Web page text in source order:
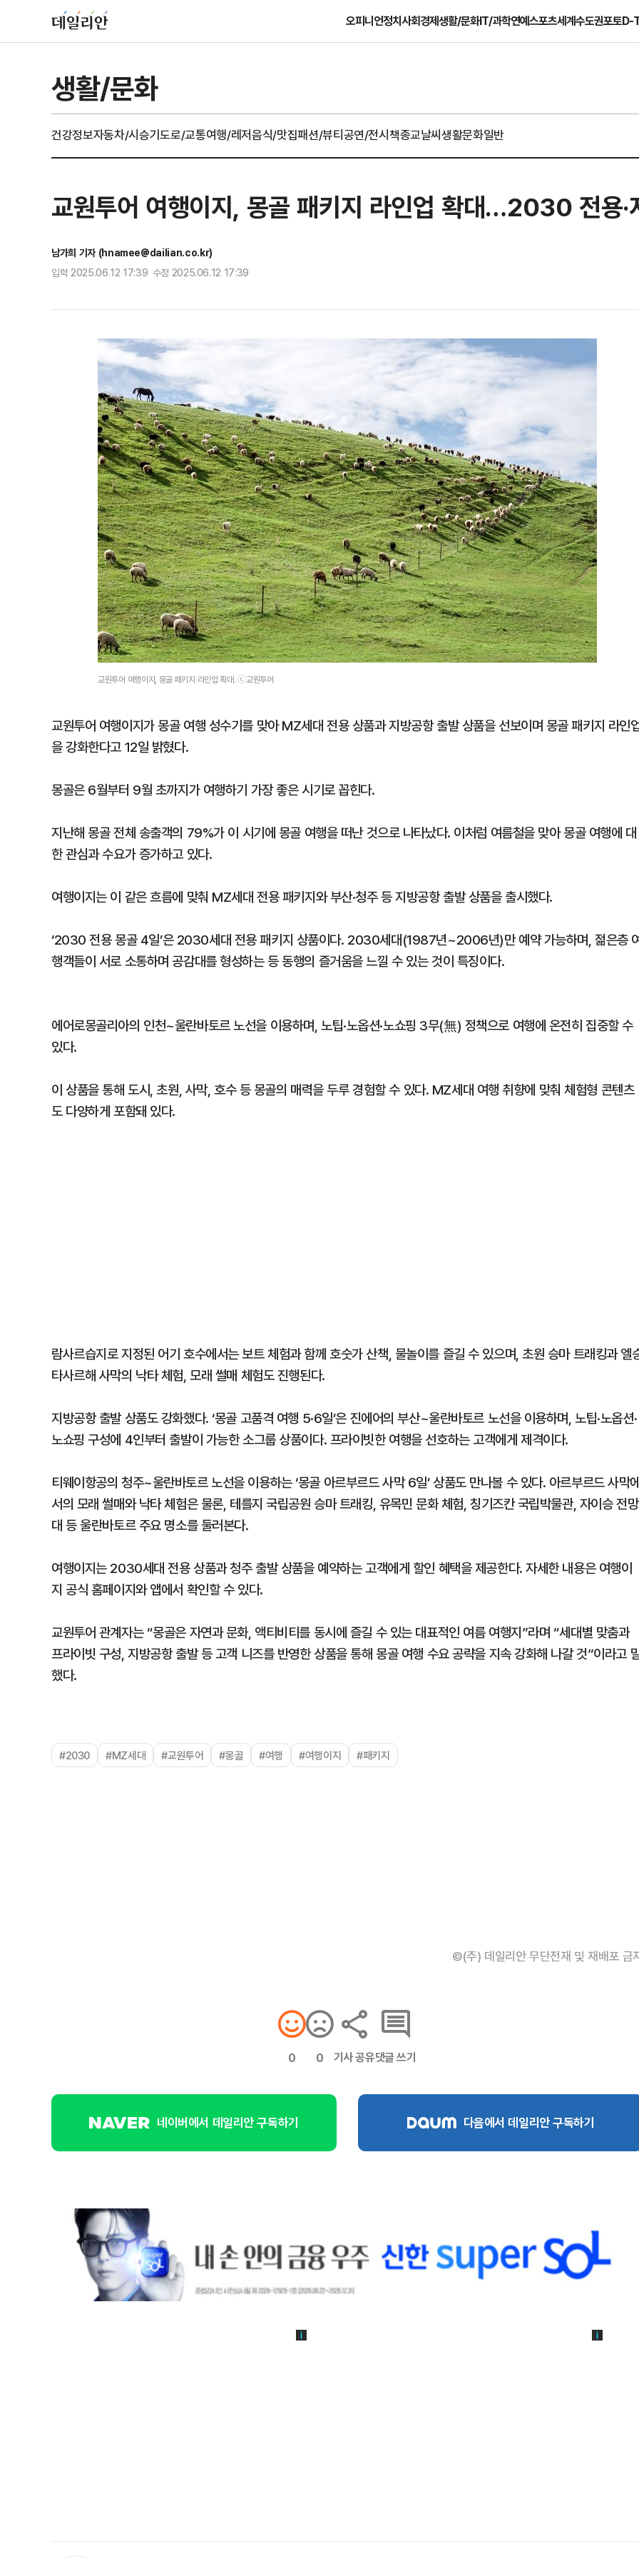
오피니언정치사회경제생활/문화IT/과학연예스포츠세계수도권포토D-
생활/문화
건강정보자동차/시승기도로/교통여행/레저음식/맛집패션/뷰티공연/전시책종교날씨생활문화일반
교원투어 여행이지, 몽골 패키지 라인업 확대…2030 전용·
남가희 기자 (hnamee@dailian.co.kr)
입력 2025.06.12 17:39 수정 2025.06.12 17:39
교원투어 여행이지, 몽골 패키지 라인업 확대. ⓒ교원투어
교원투어 여행이지가 몽골 여행 성수기를 맞아 MZ세대 전용 상품과 지방공항 출발 상품을 선보이며 몽골 패키지 라인
을 강화한다고 12일 밝혔다.
몽골은 6월부터 9월 초까지가 여행하기 가장 좋은 시기로 꼽힌다.
지난해 몽골 전체 송출객의 79%가 이 시기에 몽골 여행을 떠난 것으로 나타났다. 이처럼 여름철을 맞아 몽골 여행에 대
한 관심과 수요가 증가하고 있다.
여행이지는 이 같은 흐름에 맞춰 MZ세대 전용 패키지와 부산·청주 등 지방공항 출발 상품을 출시했다.
‘2030 전용 몽골 4일’은 2030세대 전용 패키지 상품이다. 2030세대(1987년~2006년)만 예약 가능하며, 젊은층
행객들이 서로 소통하며 공감대를 형성하는 등 동행의 즐거움을 느낄 수 있는 것이 특징이다.
에어로몽골리아의 인천~울란바토르 노선을 이용하며, 노팁·노옵션·노쇼핑 3무(無) 정책으로 여행에 온전히 집중할 수
있다.
이 상품을 통해 도시, 초원, 사막, 호수 등 몽골의 매력을 두루 경험할 수 있다. MZ세대 여행 취향에 맞춰 체험형 콘텐츠
도 다양하게 포함돼 있다.
람사르습지로 지정된 어기 호수에서는 보트 체험과 함께 호숫가 산책, 물놀이를 즐길 수 있으며, 초원 승마 트래킹과 엘
타사르해 사막의 낙타 체험, 모래 썰매 체험도 진행된다.
지방공항 출발 상품도 강화했다. ‘몽골 고품격 여행 5·6일’은 진에어의 부산~울란바토르 노선을 이용하며, 노팁·노옵션·
노쇼핑 구성에 4인부터 출발이 가능한 소그룹 상품이다. 프라이빗한 여행을 선호하는 고객에게 제격이다.
티웨이항공의 청주~울란바토르 노선을 이용하는 ‘몽골 아르부르드 사막 6일’ 상품도 만나볼 수 있다. 아르부르드 사막
서의 모래 썰매와 낙타 체험은 물론, 테를지 국립공원 승마 트래킹, 유목민 문화 체험, 칭기즈칸 국립박물관, 자이승 전망
대 등 울란바토르 주요 명소를 둘러본다.
여행이지는 2030세대 전용 상품과 청주 출발 상품을 예약하는 고객에게 할인 혜택을 제공한다. 자세한 내용은 여행이
지 공식 홈페이지와 앱에서 확인할 수 있다.
교원투어 관계자는 “몽골은 자연과 문화, 액티비티를 동시에 즐길 수 있는 대표적인 여름 여행지”라며 “세대별 맞춤과
프라이빗 구성, 지방공항 출발 등 고객 니즈를 반영한 상품을 통해 몽골 여행 수요 공략을 지속 강화해 나갈 것”이라고
했다.
#2030 #MZ세대 #교원투어 #몽골 #여행 #여행이지 #패키지
©(주) 데일리안 무단전재 및 재배포 금
0 0 기사 공유댓글 쓰기
네이버에서 데일리안 구독하기 다음에서 데일리안 구독하기